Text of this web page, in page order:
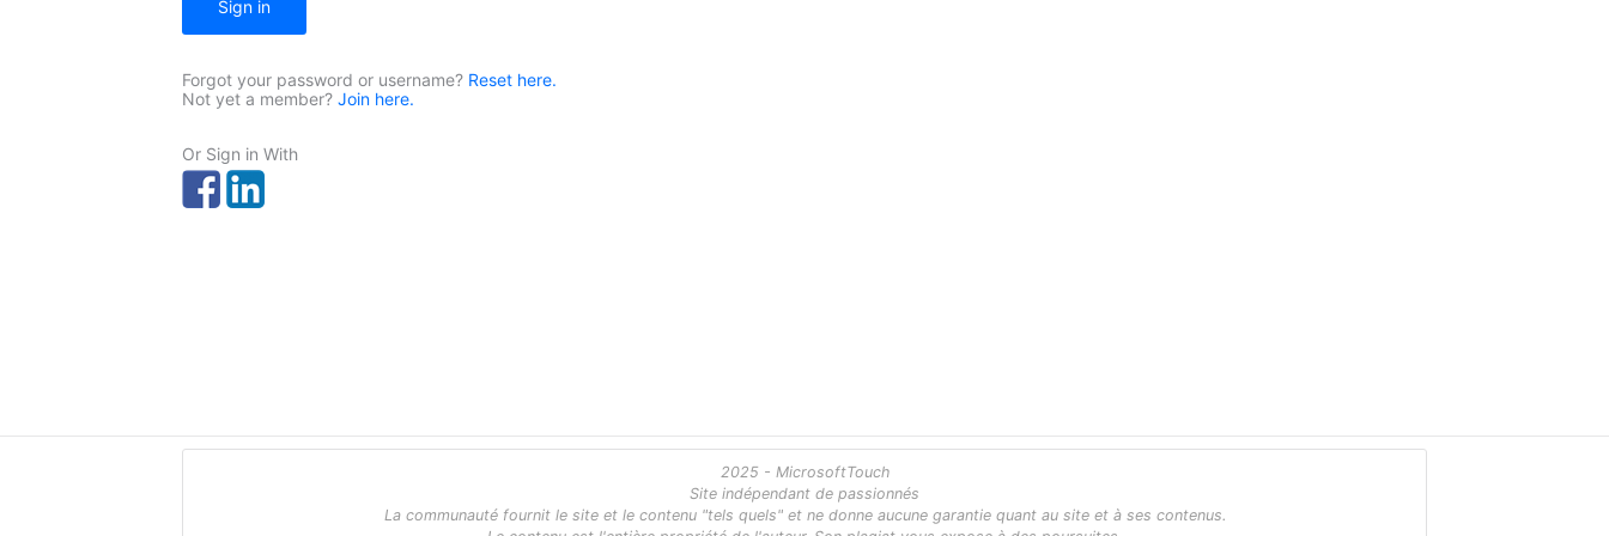
Sign in
Forgot your password or username? Reset here.
Not yet a member? Join here.
Or Sign in With
2025 - MicrosoftTouch
Site indépendant de passionnés
La communauté fournit le site et le contenu "tels quels" et ne donne aucune garantie quant au site et à ses contenus.